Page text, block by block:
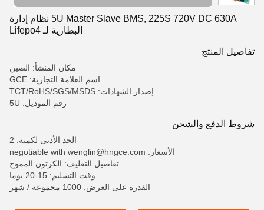
5U Master Slave BMS, 225S 720V DC 630A نظام إدارة
البطارية لـ Lifepo4
تفاصيل المنتج
مكان المنشأ: الصين
اسم العلامة التجارية: GCE
إصدار الشهادات: TCT/RoHS/SGS/MSDS
رقم الموديل: 5U
شروط الدفع والشحن
الحد الأدنى لكمية: 2
الأسعار: negotiable with wenglin@hngce.com
تفاصيل التغليف: الكرتون المموج
وقت التسليم: 15-20 يوما
القدرة على العرض: 1000 مجموعة / شهر